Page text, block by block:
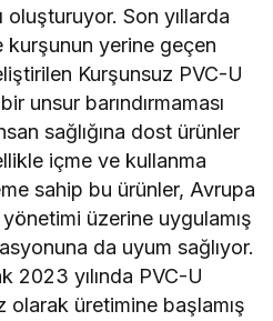
oluşturuyor. Son yıllarda
kurşunun yerine geçen
Kurşunsuz PVC-U
unsur barındırmaması
sağlığına dost ürünler
içme ve kullanma
sahip bu ürünler, Avrupa
yönetimi üzerine uygulamış
da uyum sağlıyor.
2023 yılında PVC-U
olarak üretimine başlamış